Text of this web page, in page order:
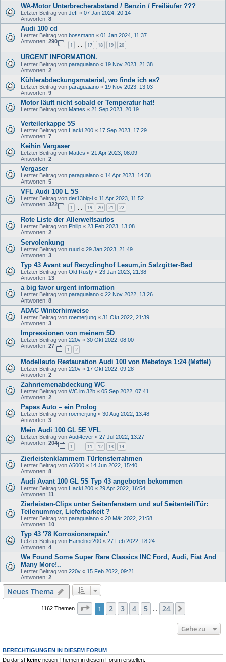
WA-Motor Unterbrecherabstand / Benzin / Freiläufer ???
Letzter Beitrag von Jeff « 07 Jan 2024, 20:14
Antworten: 8
Audi 100 cd
Letzter Beitrag von bossmann « 01 Jan 2024, 11:37
Antworten: 290
1 … 17 18 19 20
URGENT INFORMATION.
Letzter Beitrag von paraguaiano « 19 Nov 2023, 21:38
Antworten: 2
Kühlerabdeckungsmaterial, wo finde ich es?
Letzter Beitrag von paraguaiano « 19 Nov 2023, 13:03
Antworten: 9
Motor läuft nicht sobald er Temperatur hat!
Letzter Beitrag von Mattes « 21 Sep 2023, 20:19
Verteilerkappe 5S
Letzter Beitrag von Hacki 200 « 17 Sep 2023, 17:29
Antworten: 7
Keihin Vergaser
Letzter Beitrag von Mattes « 21 Apr 2023, 08:09
Antworten: 2
Vergaser
Letzter Beitrag von paraguaiano « 14 Apr 2023, 14:38
Antworten: 5
VFL Audi 100 L 5S
Letzter Beitrag von der13big-l « 11 Apr 2023, 11:52
Antworten: 322
1 19 20 21 22
Rote Liste der Allerweltsautos
Letzter Beitrag von Philip « 23 Feb 2023, 13:08
Antworten: 2
Servolenkung
Letzter Beitrag von ruud « 29 Jan 2023, 21:49
Antworten: 3
Typ 43 Avant auf Recyclinghof Lesum,in Salzgitter-Bad
Letzter Beitrag von Old Rusty « 23 Jan 2023, 21:38
Antworten: 13
a big favor urgent information
Letzter Beitrag von paraguaiano « 22 Nov 2022, 13:26
Antworten: 8
ADAC Winterhinweise
Letzter Beitrag von roemerjung « 31 Okt 2022, 21:39
Antworten: 3
Impressionen von meinem 5D
Letzter Beitrag von 220v « 30 Okt 2022, 08:00
Antworten: 27
1 2
Modellauto Restauration Audi 100 von Mebetoys 1:24 (Mattel)
Letzter Beitrag von 220v « 17 Okt 2022, 09:28
Antworten: 2
Zahnriemenabdeckung WC
Letzter Beitrag von WC im 32b « 05 Sep 2022, 07:41
Antworten: 2
Papas Auto – ein Prolog
Letzter Beitrag von roemerjung « 30 Aug 2022, 13:48
Antworten: 3
Mein Audi 100 GL 5E VFL
Letzter Beitrag von Audi4ever « 27 Jul 2022, 13:27
Antworten: 204
1 … 11 12 13 14
Zierleistenklammern Türfensterrahmen
Letzter Beitrag von A5000 « 14 Jun 2022, 15:40
Antworten: 8
Audi Avant 100 GL 5S Typ 43 angeboten bekommen
Letzter Beitrag von Hacki 200 « 29 Apr 2022, 16:54
Antworten: 11
Zierleisten-Clips unter Seitenfenstern und auf Seitenteil/Tür:
Teilenummer, Lieferbarkeit ?
Letzter Beitrag von paraguaiano « 20 Mär 2022, 21:58
Antworten: 10
Typ 43 '78 Korrosionsrepair.'
Letzter Beitrag von Hamelner200 « 27 Feb 2022, 18:24
Antworten: 4
We Found Some Super Rare Classics INC Ford, Audi, Fiat And
Many More!..
Letzter Beitrag von 220v « 15 Feb 2022, 09:21
Antworten: 2
Neues Thema
1162 Themen Seite 1von 24
1 2 3 4 5 24
Gehe zu
BERECHTIGUNGEN IN DIESEM FORUM
Du darfst keine neuen Themen in diesem Forum erstellen.